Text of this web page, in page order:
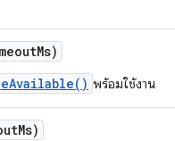
Ms)
พร้อมใช้งาน
Ms)